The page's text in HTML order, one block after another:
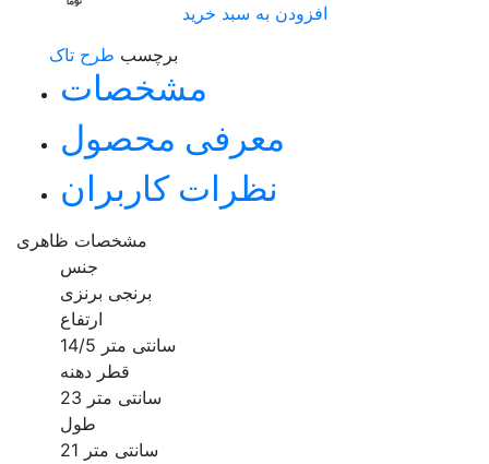
افزودن به سبد خرید
برچسب طرح تاک
مشخصات
معرفی محصول
نظرات کاربران
مشخصات ظاهری
جنس
برنجی برنزی
ارتفاع
14/5 سانتی متر
قطر دهنه
23 سانتی متر
طول
21 سانتی متر